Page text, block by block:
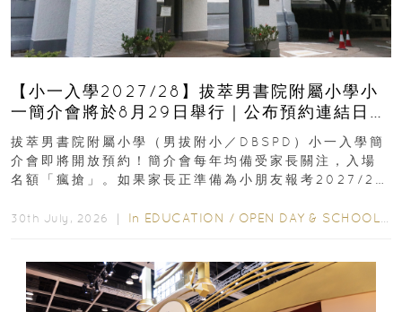
【小一入學2027/28】拔萃男書院附屬小學小
一簡介會將於8月29日舉行｜公布預約連結日期
｜更設有網上重溫
拔萃男書院附屬小學（男拔附小／DBSPD）小一入學簡
介會即將開放預約！簡介會每年均備受家長關注，入場
名額「瘋搶」。如果家長正準備為小朋友報考2027/28
30th July, 2026 ｜ In EDUCATION / OPEN DAY & SCHOOL EVENTS